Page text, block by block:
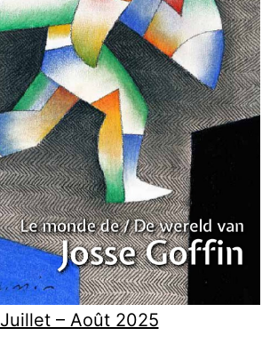
Juillet – Août 2025